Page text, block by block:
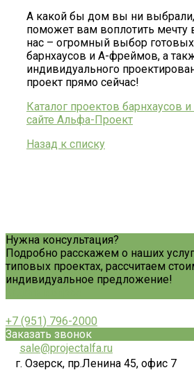
А какой бы дом вы ни
поможет вам воплотить мечту
нас – огромный выбор
барнхаусов и А-фреймов, а
индивидуального
проект прямо сейчас!
Каталог проектов барнхаусов
сайте Альфа-Проект
Назад к списку
Нужна консультация?
Подробно расскажем о наших
типовых проектах, рассчитаем
индивидуальное предложение!
+7 (951) 796-2000
Заказать звонок
sale@projectalfa.ru
г. Озерск, пр.Ленина 45, офис 7